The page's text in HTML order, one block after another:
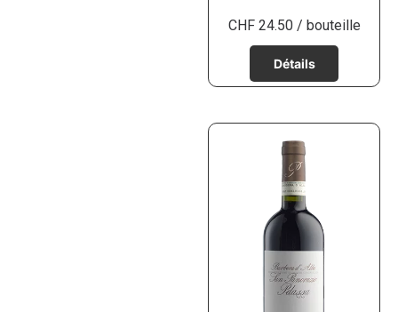
CHF24.50 / bouteille